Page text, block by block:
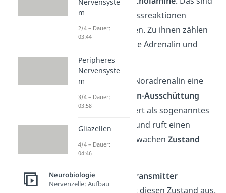
Stoffe, die in Stressreaktionen
freigesetzt werden. Zu ihnen zählen
auch die Hormone Adrenalin und
Dopamin.
Als Hormon löst Noradrenalin eine
erhöhteAdrenalin-Ausschüttung
aus. Es funktioniert als sogenanntes
„Stresshormon“ und ruft einen
alarmierten
und wachen Zustand
hervor.
Auch der
Neurotransmitter
Noradrenalin löst diesen Zustand aus.
m
2/4 – Dauer:
03:44
Peripheres
Nervensyste
m
3/4 – Dauer:
03:58
Gliazellen
4/4 – Dauer:
04:46
Neurobiologie
Nervenzelle: Aufbau